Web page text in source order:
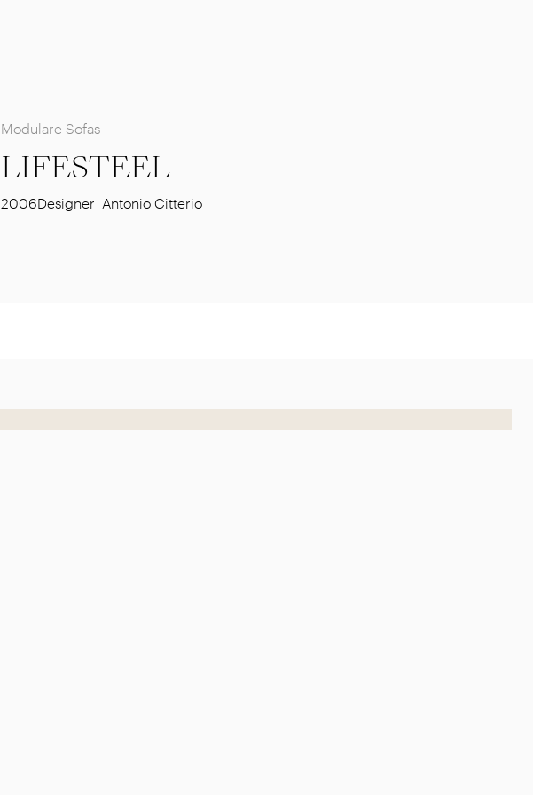
Modulare Sofas
LIFESTEEL
2006Designer Antonio Citterio